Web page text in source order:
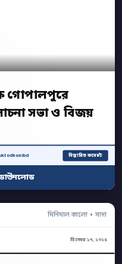
গোপালপুরে
সভা ও বিজয়
বিস্তারিত কমেন্টে
মিনিমাল কালো + সাদা
ডিসেম্বর ১৭, ২০২৫